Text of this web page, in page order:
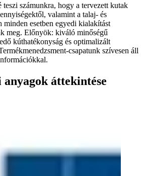
teszi számunkra, hogy a tervezett kutak
valamint a talaj- és
esetben egyedi kialakítást
meg. Előnyök: kiváló minőségű
kúthatékonyság és optimalizált
csapatunk szívesen áll
áttekintése